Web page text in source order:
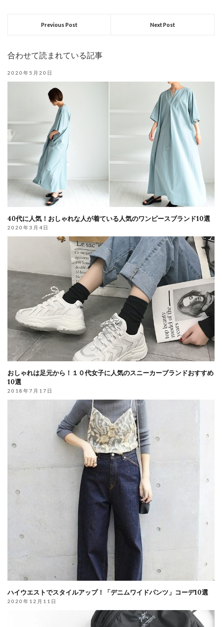
Previous Post Next Post
合わせて読まれている記事
2020年5月20日
40代に人気！おしゃれな人が着ている人気のワンピースブランド10選
2020年3月4日
おしゃれは足元から！１０代女子に人気のスニーカーブランドおすすめ
10選
2018年7月17日
ハイウエストでスタイルアップ！「デニムワイドパンツ」コーデ10選
2020年12月11日